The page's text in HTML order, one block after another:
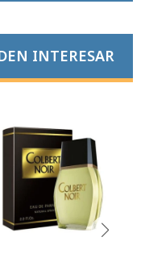
INTERESAR